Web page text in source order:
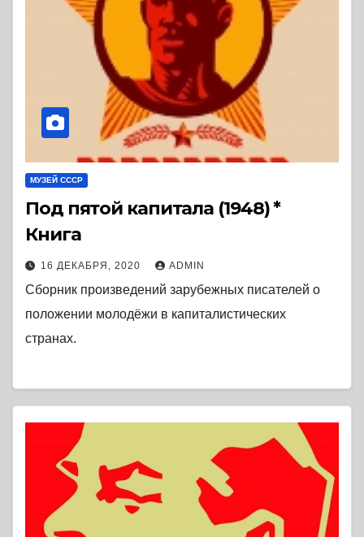
МУЗЕЙ СССР
Под пятой капитала (1948) *
Книга
16 ДЕКАБРЯ, 2020 ADMIN
Сборник произведений зарубежных писателей о
положении молодёжи в капиталистических
странах.